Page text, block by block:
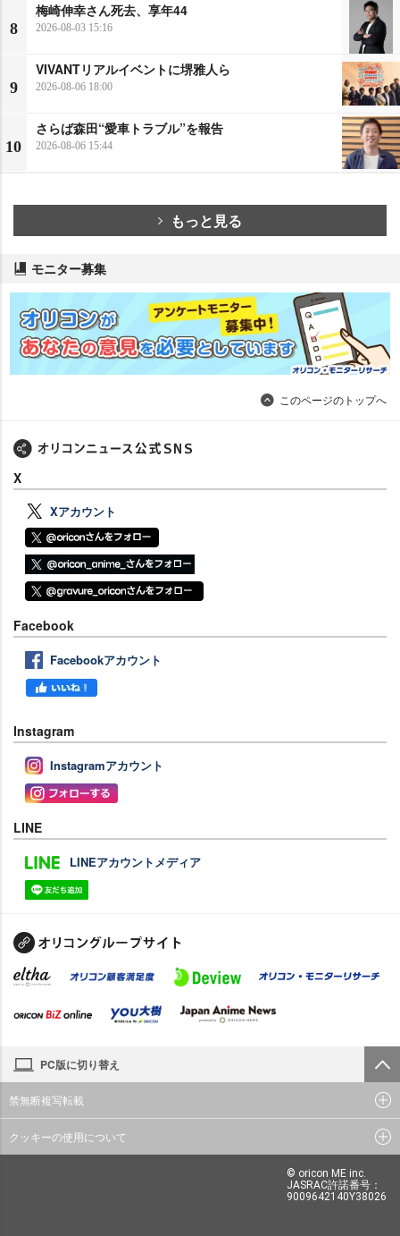
8
梅崎伸幸さん死去、享年44
2026-08-03 15:16
9
VIVANTリアルイベントに堺雅人ら
2026-08-06 18:00
10
さらば森田“愛車トラブル”を報告
2026-08-06 15:44
もっと見る
モニター募集
このページのトップへ
X
Xアカウント
Facebook
Facebookアカウント
Instagram
Instagramアカウント
LINE
LINEアカウントメディア
PC版に切り替え
禁無断複写転載
クッキーの使用について
© oricon ME inc.
JASRAC許諾番号：
9009642140Y38026